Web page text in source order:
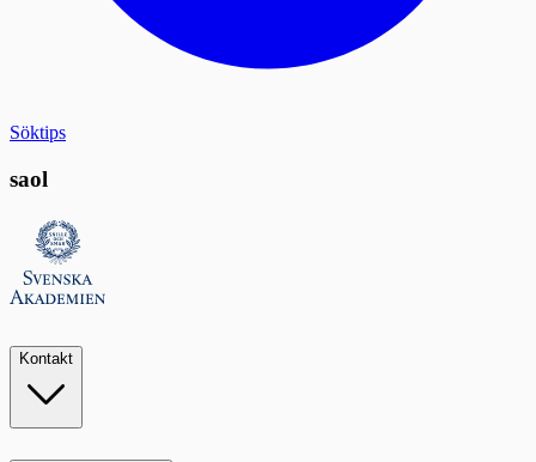
Söktips
saol
Kontakt